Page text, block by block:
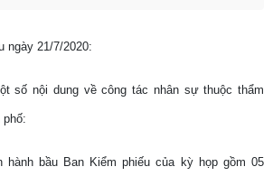
ngày 21/7/2020:
số nội dung về công tác nhân sự thuộc thẩm
phố:
hành bầu Ban Kiểm phiếu của kỳ họp gồm 05